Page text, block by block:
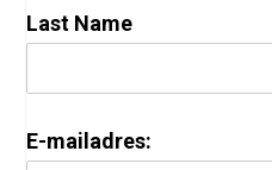
Last Name
E-mailadres: